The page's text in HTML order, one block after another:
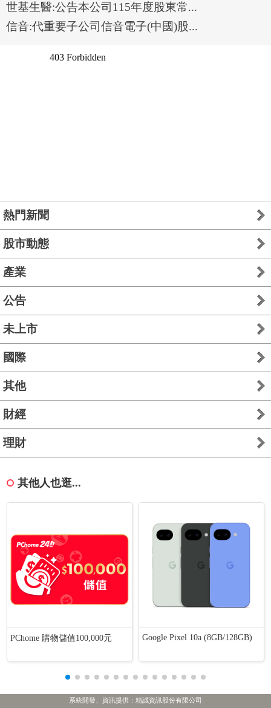
世基生醫:公告本公司115年度股東常...
信音:代重要子公司信音電子(中國)股...
熱門新聞
股市動態
產業
公告
未上市
國際
其他
財經
理財
其他人也逛...
PChome 購物儲值100,000元 Google Pixel 10a (8GB/128GB)
系統開發、資訊提供：精誠資訊股份有限公司